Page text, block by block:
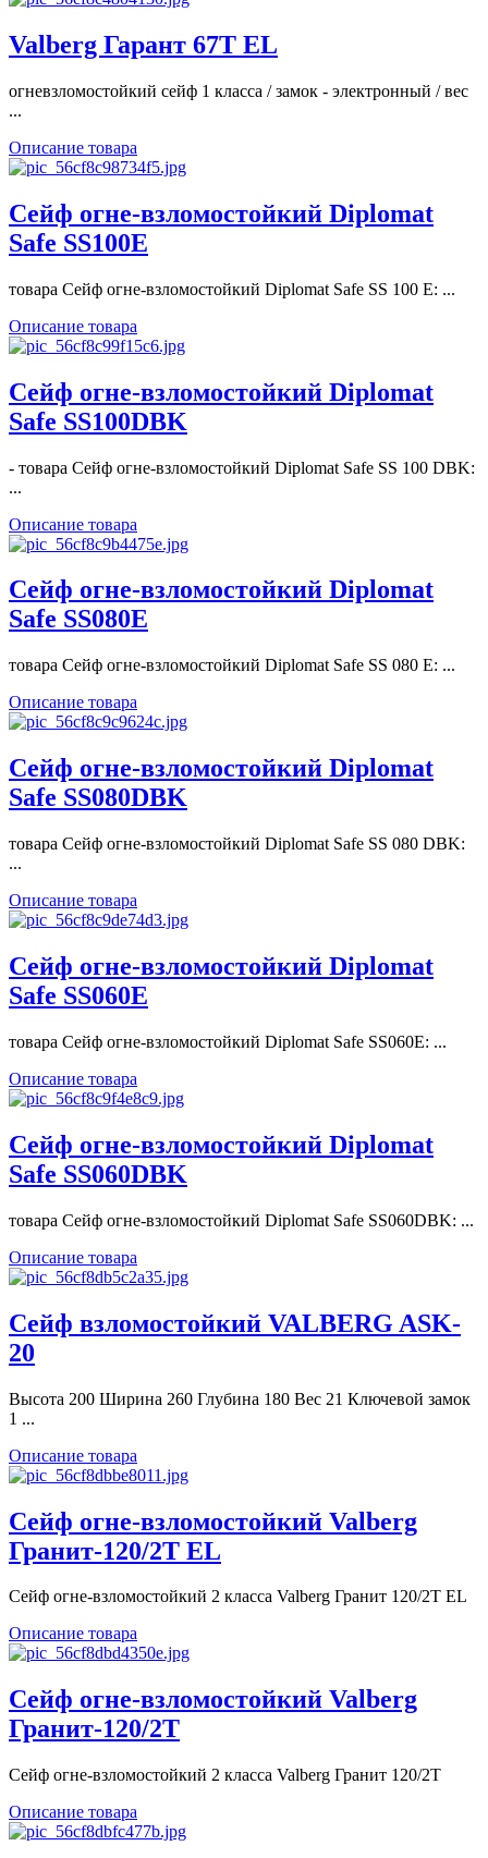
Valberg Гарант 67T EL
огневзломостойкий сейф 1 класса / замок - электронный / вес
...
Описание товара
Сейф огне-взломостойкий Diplomat
Safe SS100E
товара Сейф огне-взломостойкий Diplomat Safe SS 100 E: ...
Описание товара
Сейф огне-взломостойкий Diplomat
Safe SS100DBK
- товара Сейф огне-взломостойкий Diplomat Safe SS 100 DBK:
...
Описание товара
Сейф огне-взломостойкий Diplomat
Safe SS080E
товара Сейф огне-взломостойкий Diplomat Safe SS 080 E: ...
Описание товара
Сейф огне-взломостойкий Diplomat
Safe SS080DBK
товара Сейф огне-взломостойкий Diplomat Safe SS 080 DBK:
...
Описание товара
Сейф огне-взломостойкий Diplomat
Safe SS060E
товара Сейф огне-взломостойкий Diplomat Safe SS060E: ...
Описание товара
Сейф огне-взломостойкий Diplomat
Safe SS060DBK
товара Сейф огне-взломостойкий Diplomat Safe SS060DBK: ...
Описание товара
Сейф взломостойкий VALBERG ASK-
20
Высота 200 Ширина 260 Глубина 180 Вес 21 Ключевой замок
1 ...
Описание товара
Сейф огне-взломостойкий Valberg
Гранит-120/2T EL
Сейф огне-взломостойкий 2 класса Valberg Гранит 120/2T EL
Описание товара
Сейф огне-взломостойкий Valberg
Гранит-120/2Т
Сейф огне-взломостойкий 2 класса Valberg Гранит 120/2Т
Описание товара